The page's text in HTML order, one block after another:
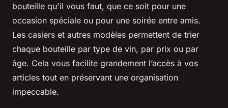
bouteille qu'il vous faut, que ce soit pour une
occasion spéciale ou pour une soirée entre amis.
Les casiers et autres modèles permettent de trier
chaque bouteille par type de vin, par prix ou par
âge. Cela vous facilite grandement l’accès à vos
articles tout en préservant une organisation
impeccable.